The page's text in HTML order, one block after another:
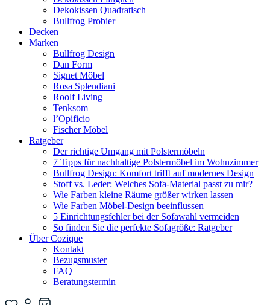
Dekokissen Quadratisch
Bullfrog Probier
Decken
Marken
Bullfrog Design
Dan Form
Signet Möbel
Rosa Splendiani
Roolf Living
Tenksom
l’Opificio
Fischer Möbel
Ratgeber
Der richtige Umgang mit Polstermöbeln
7 Tipps für nachhaltige Polstermöbel im Wohnzimmer
Bullfrog Design: Komfort trifft auf modernes Design
Stoff vs. Leder: Welches Sofa-Material passt zu mir?
Wie Farben kleine Räume größer wirken lassen
Wie Farben Möbel-Design beeinflussen
5 Einrichtungsfehler bei der Sofawahl vermeiden
So finden Sie die perfekte Sofagröße: Ratgeber
Über Cozique
Kontakt
Bezugsmuster
FAQ
Beratungstermin